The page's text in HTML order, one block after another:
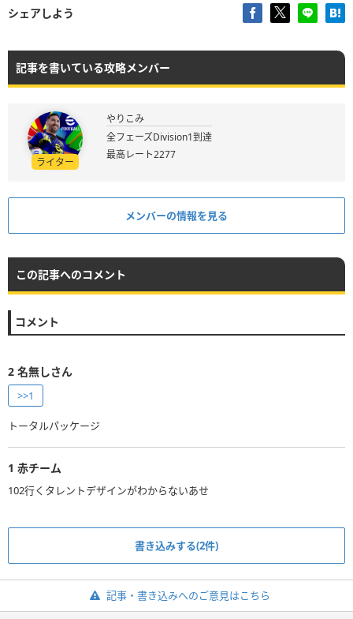
シェアしよう
記事を書いている攻略メンバー
ライター
やりこみ
全フェーズDivision1到達
最高レート2277
メンバーの情報を見る
この記事へのコメント
コメント
2 名無しさん
>>1
トータルパッケージ
1 赤チーム
102行くタレントデザインがわからないあせ
書き込みする(2件)
記事・書き込みへのご意見はこちら